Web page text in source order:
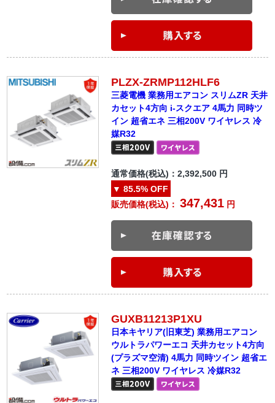
PLZX-ZRMP112HLF6
三菱電機 業務用エアコン スリムZR 天井
カセット4方向 i-スクエア 4馬力 同時ツ
イン 超省エネ 三相200V ワイヤレス 冷
媒R32
通常価格(税込)：2,392,500 円
▼ 85.5% OFF
販売価格(税込)：347,431 円
GUXB11213P1XU
日本キヤリア(旧東芝) 業務用エアコン
ウルトラパワーエコ 天井カセット4方向
(プラズマ空清) 4馬力 同時ツイン 超省エ
ネ 三相200V ワイヤレス 冷媒R32